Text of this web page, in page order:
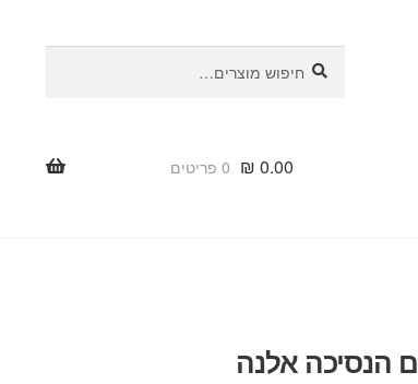
עבור:
0.00
₪ 0 פריטים